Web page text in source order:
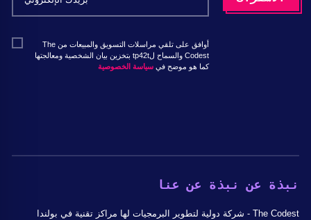
أوافق على تلقي مراسلات التسويق والمبيعات من The
Codest والسماح لtp42t بتخزين بيان الشخصية ومعالجتها
كما هو موضح في سياسة الخصوصية
نبذة عن نبذة عن عنا
The Codest - شركة دولية لتطوير البرمجيات لها مراكز تقنية في بولندا